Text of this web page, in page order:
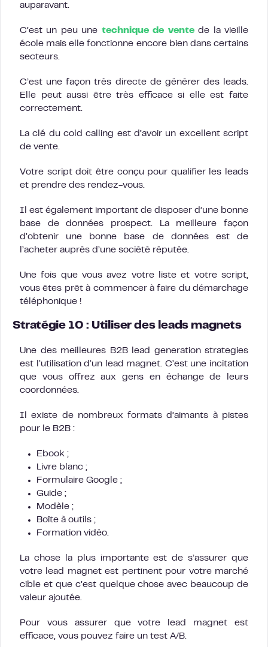
auparavant.
C’est un peu une technique de ventede la vieille
école mais elle fonctionne encore bien dans certains
secteurs.
C’est une façon très directe de générer des leads.
Elle peut aussi être très efficace si elle est faite
correctement.
La clé du cold calling est d’avoir un excellent script
de vente.
Votre script doit être conçu pour qualifier les leads
et prendre des rendez-vous.
Il est également important de disposer d’une bonne
base de données prospect. La meilleure façon
d’obtenir une bonne base de données est de
l’acheter auprès d’une société réputée.
Une fois que vous avez votre liste et votre script,
vous êtes prêt à commencer à faire du démarchage
téléphonique !
Stratégie 10 : Utiliser des leads magnets
Une des meilleures B2B lead generation strategies
est l’utilisation d’un lead magnet. C’est une incitation
que vous offrez aux gens en échange de leurs
coordonnées.
Il existe de nombreux formats d’aimants à pistes
pour le B2B :
Ebook ;
Livre blanc ;
Formulaire Google ;
Guide ;
Modèle ;
Boîte à outils ;
Formation vidéo.
La chose la plus importante est de s’assurer que
votre lead magnet est pertinent pour votre marché
cible et que c’est quelque chose avec beaucoup de
valeur ajoutée.
Pour vous assurer que votre lead magnet est
efficace, vous pouvez faire un test A/B.